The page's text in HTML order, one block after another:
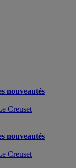
nouveautés
Creuset
nouveautés
Creuset